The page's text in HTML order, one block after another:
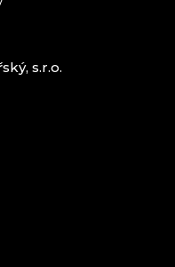
s.r.o.